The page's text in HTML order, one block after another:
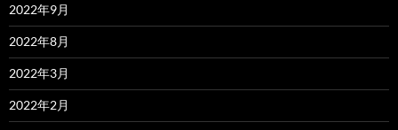
2022年9月
2022年8月
2022年3月
2022年2月